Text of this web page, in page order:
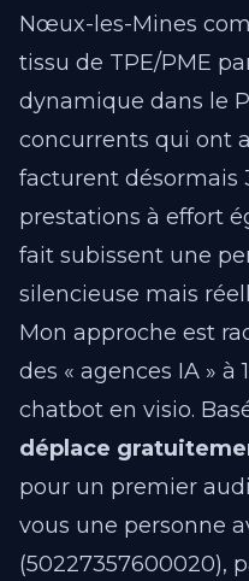
Nœux-les-Mines
tissu de TPE/PME
dynamique dans le
concurrents qui ont
facturent désormais
prestations à effort
fait subissent une
silencieuse mais
Mon approche est
des « agences IA »
chatbot en visio.
déplace
pour un premier
vous une personne
(50227357600020),